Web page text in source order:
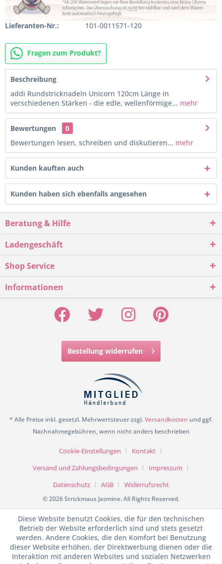
Lieferanten-Nr.: 101-0011571-120
Fragen zum Produkt?
Beschreibung
addi Rundstricknadeln Unicorn 120cm Länge in
verschiedenen Stärken - die edle, wellenförmige... mehr
Bewertungen
0
Bewertungen lesen, schreiben und diskutieren... mehr
Kunden kauften auch
Kunden haben sich ebenfalls angesehen
Beratung & Hilfe
Ladengeschäft
Shop Service
Informationen
Bestellung widerrufen
* Alle Preise inkl. gesetzl. Mehrwertsteuer zzgl.Versandkosten und ggf.
Nachnahmegebühren, wenn nicht anders beschrieben
Cookie-Einstellungen
Kontakt
Versand und Zahlungsbedingungen
Impressum
Datenschutz
AGB Widerrufsrecht
© 2026 Strickmaus Jasmine. All Rights Reserved.
Diese Website benutzt Cookies, die für den technischen
Betrieb der Website erforderlich sind und stets gesetzt
werden. Andere Cookies, die den Komfort bei Benutzung
dieser Website erhöhen, der Direktwerbung dienen oder die
Interaktion mit anderen Websites und sozialen Netzwerken